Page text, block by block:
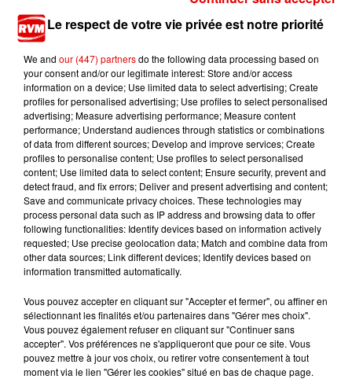
Ardennes - Woinic, le plus grand sanglier du
monde, fête ses 18 ans
TITRES DIFFUSÉS
13h56
13h56
KAT DELUNA
Whine Up
13h53
13h53
AMIR
A L'imparfaite
13h50
13h50
MILEY CYRUS
Dream As One
Le respect de votre vie privée est notre priorité
We and our (447) partnersdo the following data processing based on
your consent and/or our legitimate interest: Store and/or access
information on a device; Use limited data to select advertising; Create
profiles for personalised advertising; Use profiles to select personalised
advertising; Measure advertising performance; Measure content
performance; Understand audiences through statistics or combinations
of data from different sources; Develop and improve services; Create
profiles to personalise content; Use profiles to select personalised
content; Use limited data to select content; Ensure security, prevent and
detect fraud, and fix errors; Deliver and present advertising and content;
Save and communicate privacy choices. These technologies may
process personal data such as IP address and browsing data to offer
following functionalities: Identify devices based on information actively
requested; Use precise geolocation data; Match and combine data from
other data sources; Link different devices; Identify devices based on
information transmitted automatically.
Vous pouvez accepter en cliquant sur "Accepter et fermer", ou affiner en
sélectionnant les finalités et/ou partenaires dans "Gérer mes choix".
Vous pouvez également refuser en cliquant sur "Continuer sans
accepter". Vos préférences ne s'appliqueront que pour ce site. Vous
pouvez mettre à jour vos choix, ou retirer votre consentement à tout
moment via le lien "Gérer les cookies" situé en bas de chaque page.